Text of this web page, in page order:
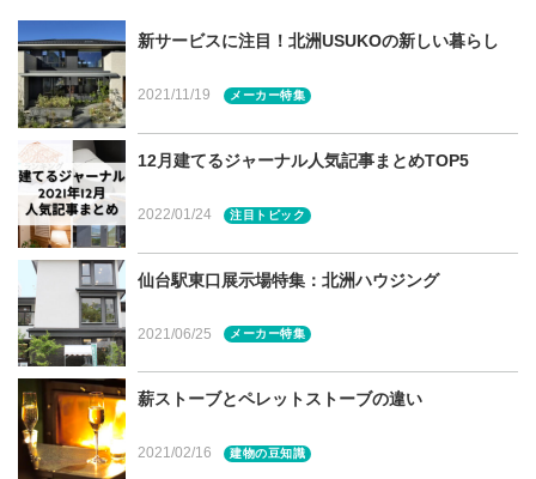
この度、さらに幅広いニーズに応え、より「自分達らしく
心地よい暮らし」が実現できるよう、北洲の家づくりの理
念や、これまでの「USUKO」の魅力はそのままに「コン
セプトハウス」としてリニューアル。今回は新しい
「USUKO」の特徴をご紹介いたします。
※「USUKO」についてもっと知りたい方は、こちらも併
せてお読みください
新サービスに注目！北洲USUKOの新しい暮らし
「USUKO」のコンセプトハウスとは？
コストを抑えても「高性能住宅」
「USUKO」の商品紹介
新サービスに注目！北洲USUKOの新しい暮らし
2021/11/19 メーカー特集
12月建てるジャーナル人気記事まとめTOP5
2022/01/24 注目トピック
仙台駅東口展示場特集：北洲ハウジング
2021/06/25 メーカー特集
薪ストーブとペレットストーブの違い
2021/02/16 建物の豆知識